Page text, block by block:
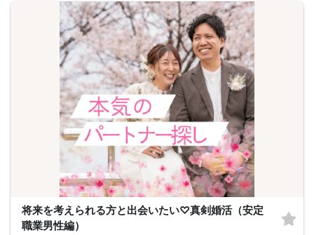
将来を考えられる方と出会いたい♡真剣婚活（安定
職業男性編）